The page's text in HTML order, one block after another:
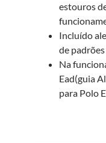
estouros
Incluído
de
Na
Ead(guia
para Polo